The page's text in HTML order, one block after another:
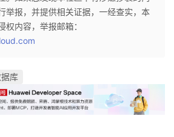
举报，并提供相关证据，一经查实，本
权内容，举报邮箱：
库